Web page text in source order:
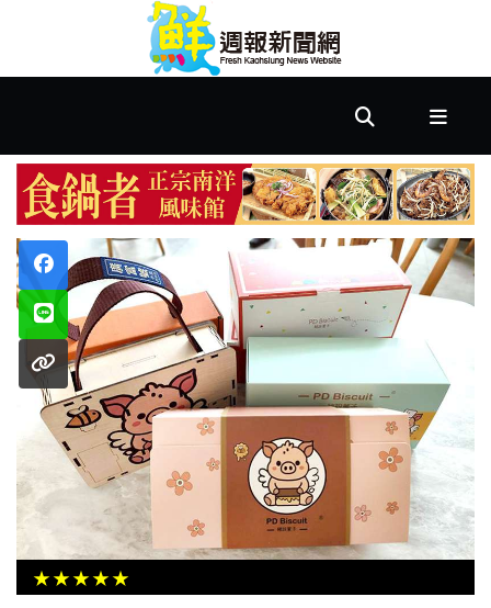
首
市
政
文
教
樂
活
居
家
活
★★★★★